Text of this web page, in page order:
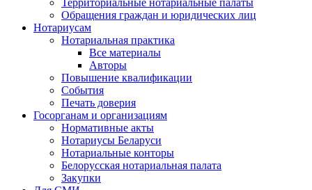
Территориальные нотариальные палаты
Обращения граждан и юридических лиц
Нотариусам
Нотариальная практика
Все материалы
Авторы
Повышение квалификации
События
Печать доверия
Госорганам и организациям
Нормативные акты
Нотариусы Беларуси
Нотариальные конторы
Белорусская нотариальная палата
Закупки